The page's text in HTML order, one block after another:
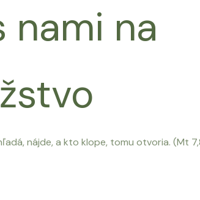
nami na
nájde, a kto klope, tomu otvoria. (Mt